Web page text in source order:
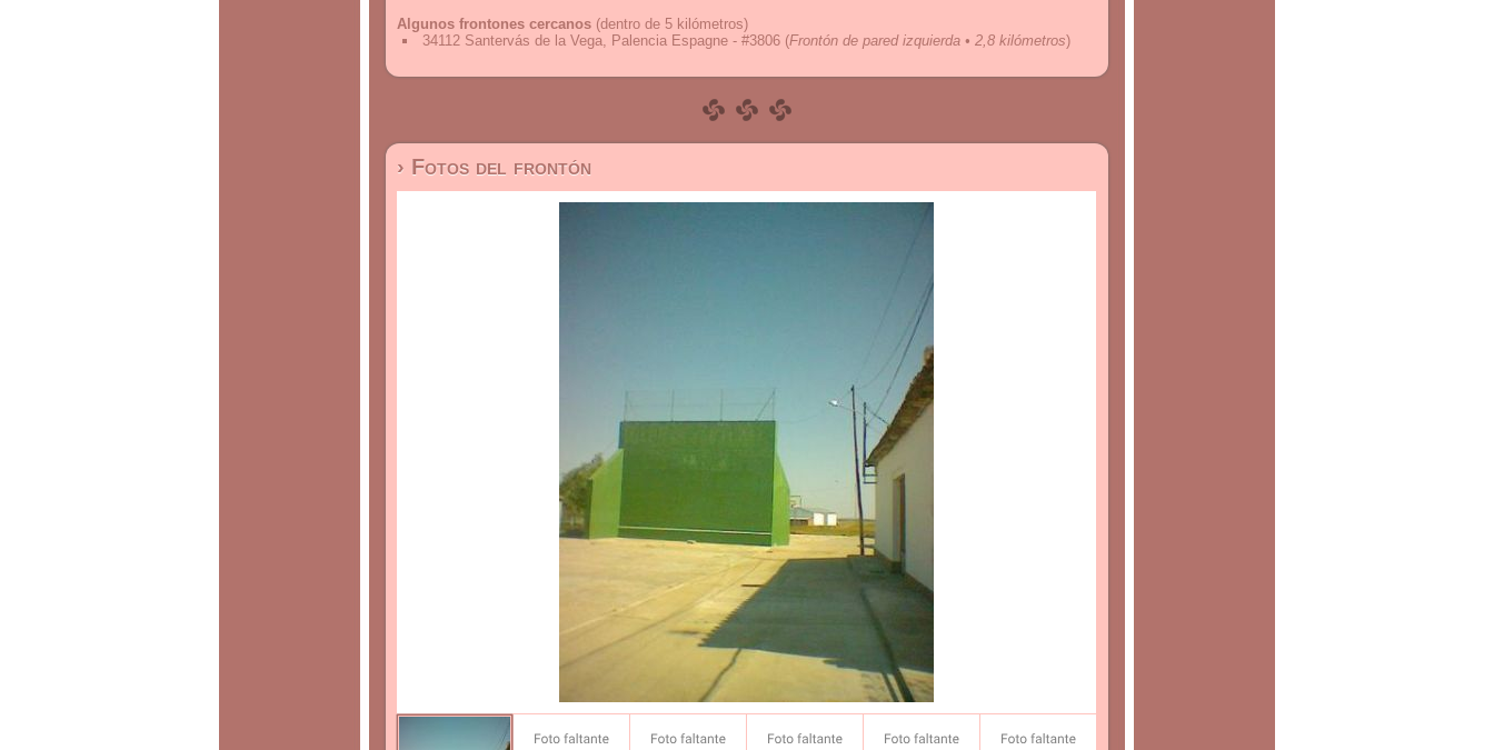
Algunos frontones cercanos (dentro de 5 kilómetros)
34112 Santervás de la Vega, Palencia Espagne - #3806 (Frontón de pared izquierda • 2,8 kilómetros)
› Fotos del frontón